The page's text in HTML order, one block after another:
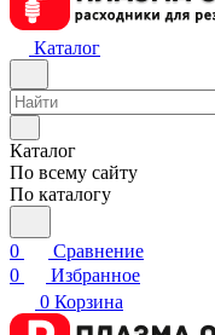
Каталог
Каталог
По всему сайту
По каталогу
0
Сравнение
0
Избранное
0 Корзина